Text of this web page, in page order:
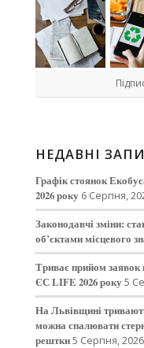
НЕДАВНІ
Графік стоянок
2026 року 6 Серпня,
Законодавчі зміни:
об’єктами місцевого
Триває прийом заявок
ЄС LIFE 2026 року5
На Львівщині
можна спалювати
рештки5 Серпня, 2026